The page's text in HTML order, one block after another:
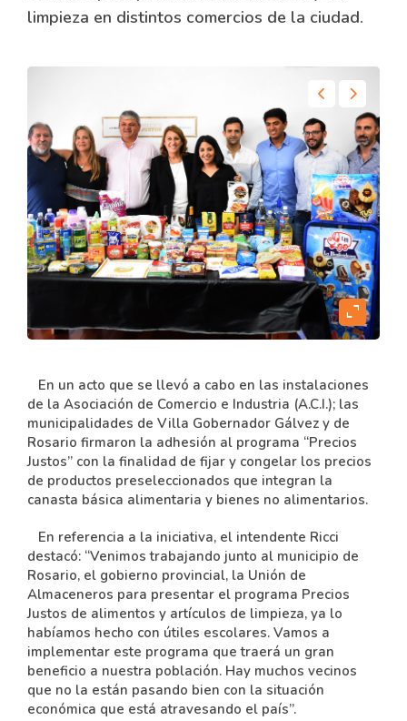
limpieza en distintos comercios de la ciudad.
expand_content
En un acto que se llevó a cabo en las instalaciones
de la Asociación de Comercio e Industria (A.C.I.); las
municipalidades de Villa Gobernador Gálvez y de
Rosario firmaron la adhesión al programa “Precios
Justos” con la finalidad de fijar y congelar los precios
de productos preseleccionados que integran la
canasta básica alimentaria y bienes no alimentarios.
En referencia a la iniciativa, el intendente Ricci
destacó: “Venimos trabajando junto al municipio de
Rosario, el gobierno provincial, la Unión de
Almaceneros para presentar el programa Precios
Justos de alimentos y artículos de limpieza, ya lo
habíamos hecho con útiles escolares. Vamos a
implementar este programa que traerá un gran
beneficio a nuestra población. Hay muchos vecinos
que no la están pasando bien con la situación
económica que está atravesando el país”.